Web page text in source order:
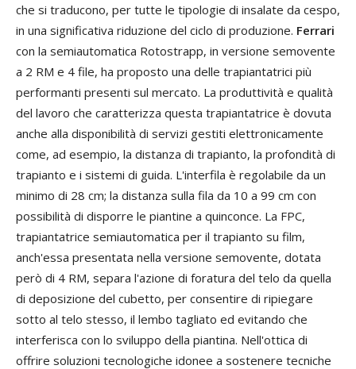
che si traducono, per tutte le tipologie di insalate da cespo,
in una significativa riduzione del ciclo di produzione. Ferrari
con la semiautomatica Rotostrapp, in versione semovente
a 2 RM e 4 file, ha proposto una delle trapiantatrici più
performanti presenti sul mercato. La produttività e qualità
del lavoro che caratterizza questa trapiantatrice è dovuta
anche alla disponibilità di servizi gestiti elettronicamente
come, ad esempio, la distanza di trapianto, la profondità di
trapianto e i sistemi di guida. L'interfila è regolabile da un
minimo di 28 cm; la distanza sulla fila da 10 a 99 cm con
possibilità di disporre le piantine a quinconce. La FPC,
trapiantatrice semiautomatica per il trapianto su film,
anch'essa presentata nella versione semovente, dotata
però di 4 RM, separa l'azione di foratura del telo da quella
di deposizione del cubetto, per consentire di ripiegare
sotto al telo stesso, il lembo tagliato ed evitando che
interferisca con lo sviluppo della piantina. Nell'ottica di
offrire soluzioni tecnologiche idonee a sostenere tecniche